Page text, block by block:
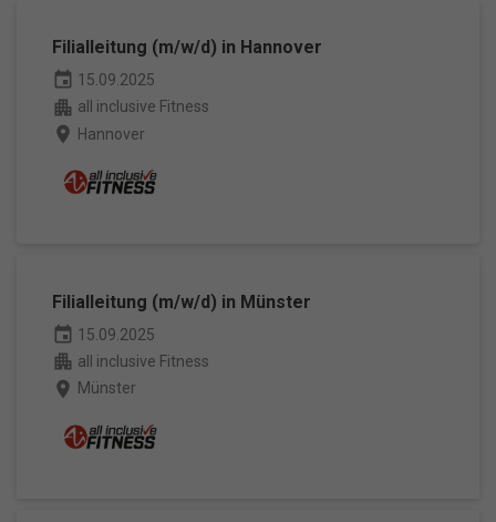
Filialleitung (m/w/d) in Hannover
event 15.09.2025
apartment all inclusive Fitness
place Hannover
Filialleitung (m/w/d) in Münster
event 15.09.2025
apartment all inclusive Fitness
place Münster